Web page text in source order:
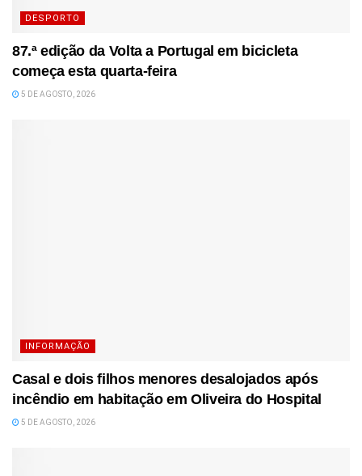
DESPORTO
87.ª edição da Volta a Portugal em bicicleta
começa esta quarta-feira
5 DE AGOSTO, 2026
INFORMAÇÃO
Casal e dois filhos menores desalojados após
incêndio em habitação em Oliveira do Hospital
5 DE AGOSTO, 2026